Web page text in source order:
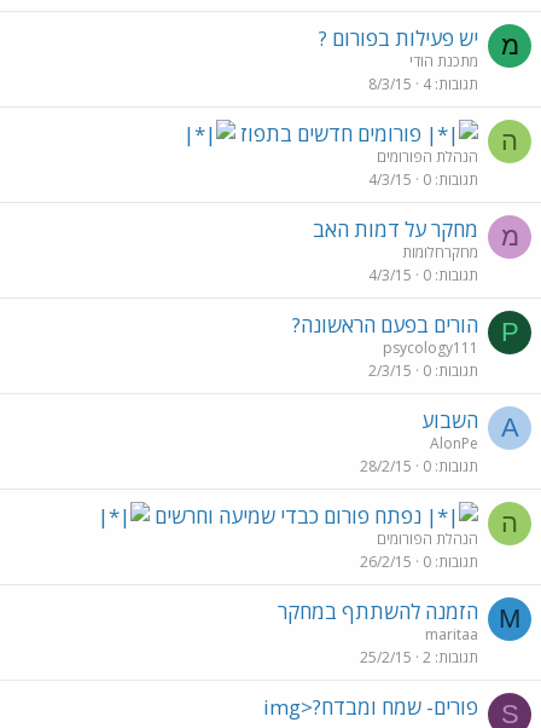
מ יש פעילות בפורום ?
מתכנת הודי
תגובות 4
8/3/15
ה פורומים חדשים בתפוז
הנהלת הפורומים
תגובות 0
4/3/15
מ מחקר על דמות האב
מחקרחלומות
תגובות 0
4/3/15
P הורים בפעם הראשונה?
psycology111
תגובות 0
2/3/15
A השבוע
AlonPe
תגובות 0
28/2/15
ה נפתח פורום כבדי שמיעה וחרשים
הנהלת הפורומים
תגובות 0
26/2/15
M הזמנה להשתתף במחקר
maritaa
תגובות 2
25/2/15
S
פורים- שמח ומבדח?<img